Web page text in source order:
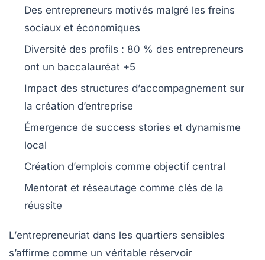
Des entrepreneurs motivés malgré les freins
sociaux et économiques
Diversité des profils : 80 % des entrepreneurs
ont un baccalauréat +5
Impact des structures d’accompagnement sur
la création d’entreprise
Émergence de success stories et dynamisme
local
Création d’emplois comme objectif central
Mentorat et réseautage comme clés de la
réussite
L’entrepreneuriat dans les quartiers sensibles
s’affirme comme un véritable réservoir